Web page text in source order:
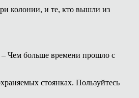
колонии, и те, кто вышли из
– Чем больше времени прошло с
стоянках. Пользуйтесь